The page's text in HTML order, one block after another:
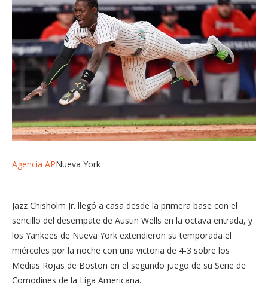
Agencia APNueva York
Jazz Chisholm Jr. llegó a casa desde la primera base con el
sencillo del desempate de Austin Wells en la octava entrada, y
los Yankees de Nueva York extendieron su temporada el
miércoles por la noche con una victoria de 4-3 sobre los
Medias Rojas de Boston en el segundo juego de su Serie de
Comodines de la Liga Americana.